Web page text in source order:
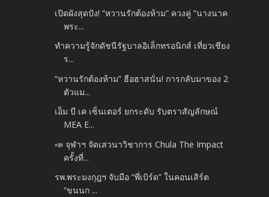
เปิดผังสุดปัง! “หวานรักต้องห้าม” ควงคู่ “นางนาค
พระ...
ทำความรู้จักดัชนีรัฐบาลอิเล็กทรอนิกส์ เที่ยวเชียง
ร...
“หวานรักต้องห้าม” ฮือฮาสนั่น! การกลับมาของ 2
ตัวแม...
เอ็ม บี เค เซ็นเตอร์ ยกระดับ รับตราสัญลักษณ์
MEA E...
📣 จุฬาฯ จัดเสวนาวิชาการ Chula The Impact
ครั้งที่...
รพ.พระมงกุฎฯ จับมือ “พี่เบิร์ด” ในคอนเสิร์ต
“ขนนก ...